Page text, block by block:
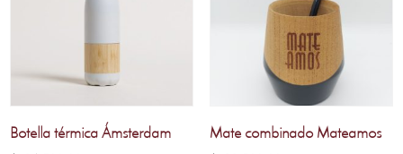
Botella térmica Ámsterdam Mate combinado Mateamos